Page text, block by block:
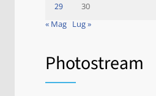
29
30
« Mag Lug »
Photostream